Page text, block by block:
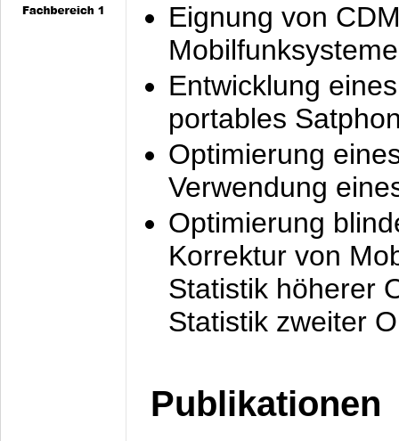
Eignung von
Mobilfunksysteme
Entwicklung
portables
Optimierung
Verwendung
Optimierung
Korrektur von
Statistik höherer
Statistik zweiter
Publikationen